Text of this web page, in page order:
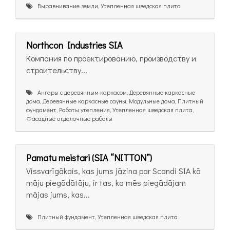
Выравнивание земли, Утепленная шведская плита
Northcon Industries SIA
Компания по проектированию, производству и
строительству...
Ангары с деревянным каркасом, Деревянные каркасные
дома, Деревянные каркасные сауны, Модульные дома, Плитный
фундамент, Работы утепления, Утепленная шведская плита,
Фасадные отделочные работы
Pamatu meistari (SIA “NITTON”)
Vissvarīgākais, kas jums jāzina par Scandi SIA kā
māju piegādātāju, ir tas, ka mēs piegādājam
mājas jums, kas...
Плитный фундамент, Утепленная шведская плита